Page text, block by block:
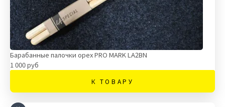
Барабанные палочки орех PRO MARK LA2BN
1 000 руб
К ТОВАРУ